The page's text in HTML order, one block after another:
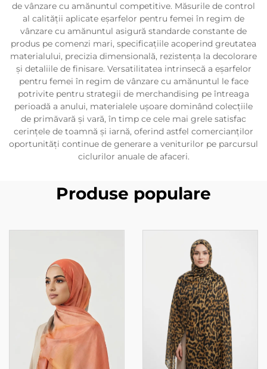
de vânzare cu amănuntul competitive. Măsurile de control
al calității aplicate eșarfelor pentru femei în regim de
vânzare cu amănuntul asigură standarde constante de
produs pe comenzi mari, specificațiile acoperind greutatea
materialului, precizia dimensională, rezistența la decolorare
și detaliile de finisare. Versatilitatea intrinsecă a eșarfelor
pentru femei în regim de vânzare cu amănuntul le face
potrivite pentru strategii de merchandising pe întreaga
perioadă a anului, materialele ușoare dominând colecțiile
de primăvară și vară, în timp ce cele mai grele satisfac
cerințele de toamnă și iarnă, oferind astfel comercianților
oportunități continue de generare a veniturilor pe parcursul
ciclurilor anuale de afaceri.
Produse populare